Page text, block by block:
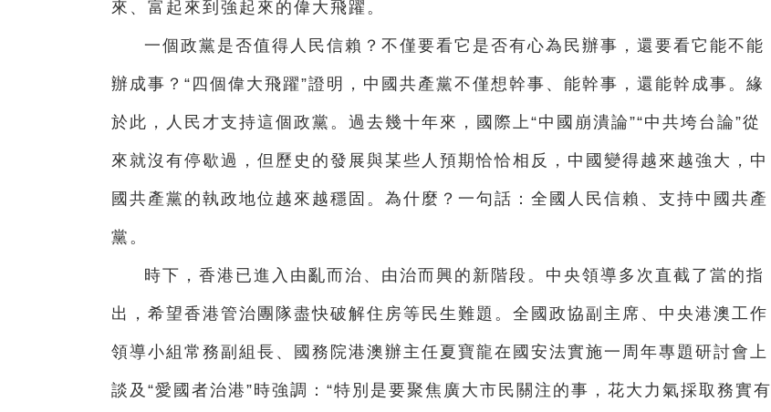
來、富起來到強起來的偉大飛躍。
一個政黨是否值得人民信賴？不僅要看它是否有心為民辦事，還要看它能不能
辦成事？“四個偉大飛躍”證明，中國共產黨不僅想幹事、能幹事，還能幹成事。緣
於此，人民才支持這個政黨。過去幾十年來，國際上“中國崩潰論”“中共垮台論”從
來就沒有停歇過，但歷史的發展與某些人預期恰恰相反，中國變得越來越強大，中
國共產黨的執政地位越來越穩固。為什麼？一句話：全國人民信賴、支持中國共產
黨。
時下，香港已進入由亂而治、由治而興的新階段。中央領導多次直截了當的指
出，希望香港管治團隊盡快破解住房等民生難題。全國政協副主席、中央港澳工作
領導小組常務副組長、國務院港澳辦主任夏寶龍在國安法實施一周年專題研討會上
談及“愛國者治港”時強調：“特別是要聚焦廣大市民關注的事，花大力氣採取務實有